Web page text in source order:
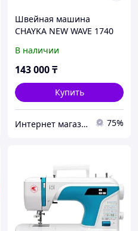
Швейная машина
CHAYKA NEW WAVE 1740
В наличии
143 000₸
Купить
Интернет магазин "Техника" 75%